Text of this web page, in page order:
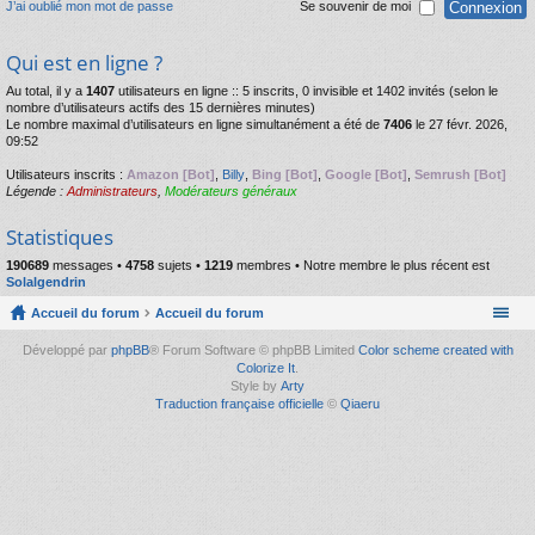
J’ai oublié mon mot de passe Se souvenir de moi
Qui est en ligne ?
Au total, il y a 1407 utilisateurs en ligne :: 5 inscrits, 0 invisible et 1402 invités (selon le
nombre d’utilisateurs actifs des 15 dernières minutes)
Le nombre maximal d’utilisateurs en ligne simultanément a été de 7406 le 27 févr. 2026,
09:52
Utilisateurs inscrits : Amazon [Bot] Billy Bing [Bot] Google [Bot] Semrush [Bot]
Légende : Administrateurs Modérateurs généraux
Statistiques
190689 messages • 4758 sujets • 1219 membres • Notre membre le plus récent est
Solalgendrin
Accueil du forum Accueil du forum
Développé par phpBB® Forum Software © phpBB Limited Color scheme created with
Colorize It.
Style by Arty
Traduction française officielle © Qiaeru